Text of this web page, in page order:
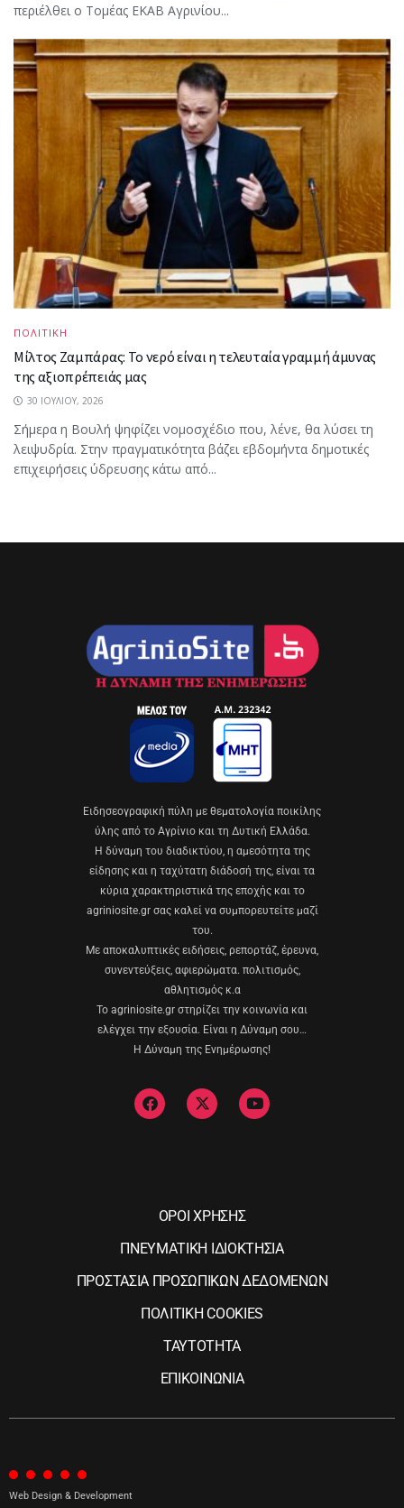
περιέλθει ο Τομέας ΕΚΑΒ Αγρινίου...
ΠΟΛΙΤΙΚΗ
Μίλτος Ζαμπάρας: Το νερό είναι η τελευταία γραμμή άμυνας
της αξιοπρέπειάς μας
30 ΙΟΥΛΊΟΥ, 2026
Σήμερα η Βουλή ψηφίζει νομοσχέδιο που, λένε, θα λύσει τη
λειψυδρία. Στην πραγματικότητα βάζει εβδομήντα δημοτικές
επιχειρήσεις ύδρευσης κάτω από...
Eιδησεογραφική πύλη με θεματολογία ποικίλης
ύλης από το Αγρίνιο και τη Δυτική Ελλάδα.
Η δύναμη του διαδικτύου, η αμεσότητα της
είδησης και η ταχύτατη διάδοσή της, είναι τα
κύρια χαρακτηριστικά της εποχής και το
agriniosite.gr σας καλεί να συμπορευτείτε μαζί
του.
Με αποκαλυπτικές ειδήσεις, ρεπορτάζ, έρευνα,
συνεντεύξεις, αφιερώματα. πολιτισμός,
αθλητισμός κ.α
Το agriniosite.gr στηρίζει την κοινωνία και
ελέγχει την εξουσία. Είναι η Δύναμη σου…
Η Δύναμη της Ενημέρωσης!
ΟΡΟΙ ΧΡΗΣΗΣ
ΠΝΕΥΜΑΤΙΚΗ ΙΔΙΟΚΤΗΣΙΑ
ΠΡΟΣΤΑΣΙΑ ΠΡΟΣΩΠΙΚΩΝ ΔΕΔΟΜΕΝΩΝ
ΠΟΛΙΤΙΚΗ COOKIES
ΤΑΥΤΟΤΗΤΑ
ΕΠΙΚΟΙΝΩΝΙΑ
Web Design & Development